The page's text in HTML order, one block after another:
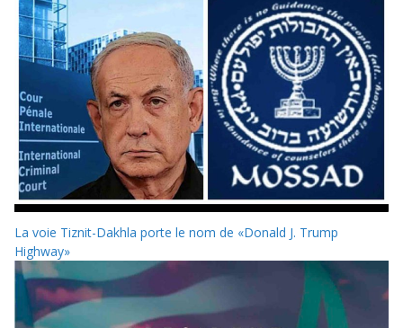
La voie Tiznit-Dakhla porte le nom de «Donald J. Trump
Highway»